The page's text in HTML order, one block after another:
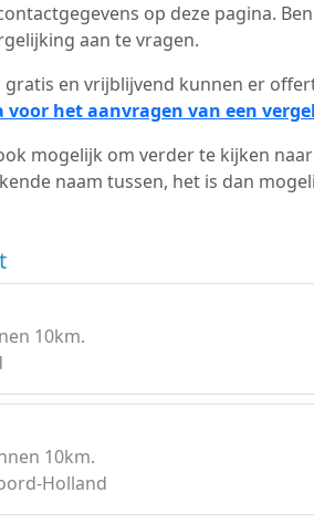
op deze pagina.
aan te vragen.
gratis en vrijblijvend kunnen er
voor het aanvragen van een
mogelijk om verder te kijken
naam tussen, het is dan
10km.
10km.
Holland